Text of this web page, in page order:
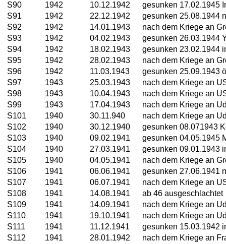
S90
1942 10.12.1942
gesunken 17.02.1945
S91
1942 22.12.1942
gesunken 25.08.1944
S92
1942 14.01.1943
nach dem Kriege an
S93
1942 04.02.1943
gesunken 26.03.1944
S94
1942 18.02.1943
gesunken 23.02.1944
S95
1942 28.02.1943
nach dem Kriege an
S96
1942 11.03.1943
gesunken 25.09.1943
S97
1943 25.03.1943
nach dem Kriege an
S98
1943 10.04.1943
nach dem Kriege an
S99
1943 17.04.1943
nach dem Kriege an
S101
1940 30.11.940
nach dem Kriege an
S102
1940 30.12.1940
gesunken 08.071943
S103
1940 09.02.1941
gesunken 04.05.1945
S104
1940 27.03.1941
gesunken 09.01.1943
S105
1940 04.05.1941
nach dem Kriege an
S106
1941 06.06.1941
gesunken 27.06.1941
S107
1941 06.07.1941
nach dem Kriege an
S108
1941 14.08.1941
ab 46 ausgeschlachtet
S109
1941 14.09.1941
nach dem Kriege an
S110
1941 19.10.1941
nach dem Kriege an
S111
1941 11.12.1941
gesunken 15.03.1942
S112
1941 28.01.1942
nach dem Kriege an